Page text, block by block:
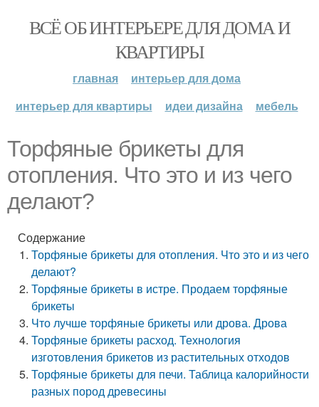
ВСЁ ОБ ИНТЕРЬЕРЕ ДЛЯ ДОМА И
КВАРТИРЫ
главная
интерьер для дома
интерьер для квартиры
идеи дизайна мебель
Торфяные брикеты для
отопления. Что это и из чего
делают?
Содержание
Торфяные брикеты для отопления. Что это и из чего
делают?
Торфяные брикеты в истре. Продаем торфяные
брикеты
Что лучше торфяные брикеты или дрова. Дрова
Торфяные брикеты расход. Технология
изготовления брикетов из растительных отходов
Торфяные брикеты для печи. Таблица калорийности
разных пород древесины